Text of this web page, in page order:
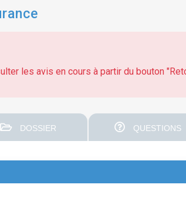
les avis en cours à partir du bouton
DOSSIER QUESTIONS